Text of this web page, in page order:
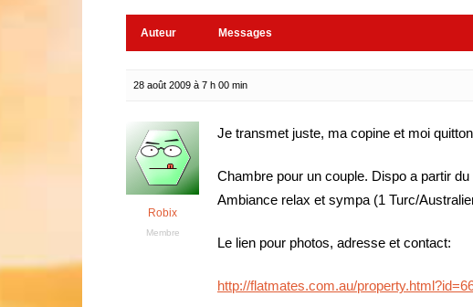
Auteur Messages
28 août 2009 à 7 h 00 min
Robix
Membre
Je transmet juste, ma copine et moi
Chambre pour un couple. Dispo a partir
Ambiance relax et sympa (1 Turc/
Le lien pour photos, adresse et contact:
http://flatmates.com.au/